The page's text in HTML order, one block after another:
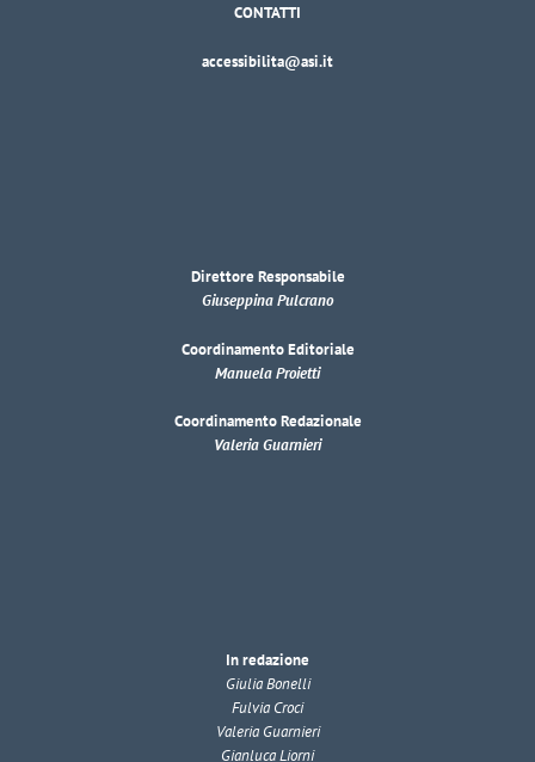
CONTATTI
accessibilita@asi.it
Direttore Responsabile
Giuseppina Pulcrano
Coordinamento Editoriale
Manuela Proietti
Coordinamento Redazionale
Valeria Guarnieri
In redazione
Giulia Bonelli
Fulvia Croci
Valeria Guarnieri
Gianluca Liorni